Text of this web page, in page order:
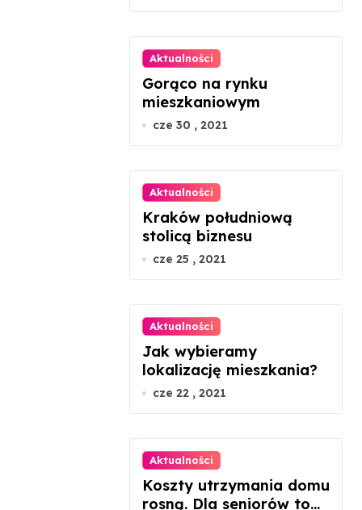
Aktualności
Gorąco na rynku
mieszkaniowym
cze 30 , 2021
Aktualności
Kraków południową
stolicą biznesu
cze 25 , 2021
Aktualności
Jak wybieramy
lokalizację mieszkania?
cze 22 , 2021
Aktualności
Koszty utrzymania domu
rosną. Dla seniorów to